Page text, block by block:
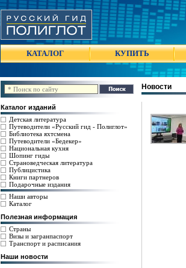
КАТАЛОГ КУПИТЬ
Каталог изданий
Детская литература
Путеводители «Русский гид - Полиглот»
Библиотека яхтсмена
Путеводители «Бедекер»
Национальная кухня
Шопинг гиды
Страноведческая литература
Публицистика
Книги партнеров
Подарочные издания
Наши авторы
Каталог
Полезная информация
Страны
Визы и загранпаспорт
Транспорт и расписания
Наши новости
Новости